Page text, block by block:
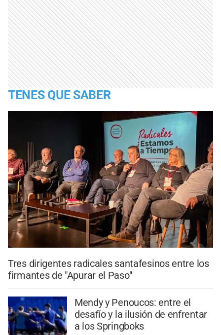
TENES QUE SABER
Tres dirigentes radicales santafesinos entre los
firmantes de "Apurar el Paso"
Mendy y Penoucos: entre el
desafío y la ilusión de enfrentar
a los Springboks